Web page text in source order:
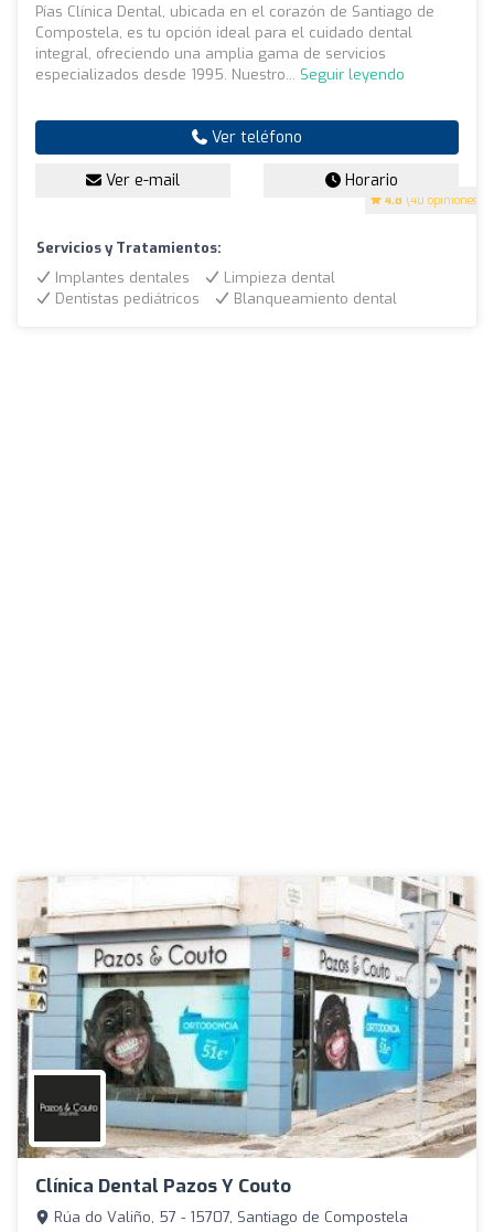
4.8 (40 opiniones)
Pías Clínica Dental, ubicada en el corazón de Santiago de
Compostela, es tu opción ideal para el cuidado dental
integral, ofreciendo una amplia gama de servicios
especializados desde 1995. Nuestro... Seguir leyendo
Ver teléfono
Ver e-mail Horario
Servicios y Tratamientos:
Implantes dentales
Limpieza dental
Dentistas pediátricos
Blanqueamiento dental
Clínica Dental Pazos Y Couto
Rúa do Valiño, 57 - 15707, Santiago de Compostela